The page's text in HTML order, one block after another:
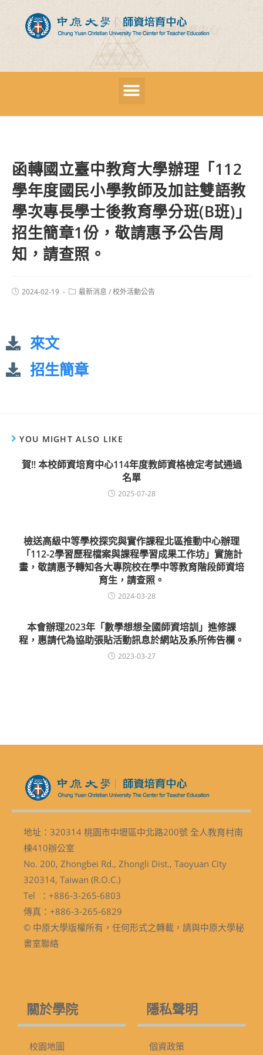
函轉國立臺中教育大學辦理「112
學年度國民小學教師及加註雙語教
學次專長學士後教育學分班(B班)」
招生簡章1份，敬請惠予公告周
知，請查照。
2024-02-19 最新消息 /校外活動公告
來文
招生簡章
YOU MIGHT ALSO LIKE
賀!! 本校師資培育中心114年度教師資格檢定考試通過
名單
2025-07-28
檢送高級中等學校探究與實作課程北區推動中心辦理
「112-2學習歷程檔案與課程學習成果工作坊」實施計
畫，敬請惠予轉知各大專院校在學中等教育階段師資培
育生，請查照。
2024-03-28
本會辦理2023年「數學想想全國師資培訓」進修課
程，惠請代為協助張貼活動訊息於網站及系所佈告欄。
2023-03-27
地址：320314 桃園市中壢區中北路200號 全人教育村南
棟410辦公室
No. 200, Zhongbei Rd., Zhongli Dist., Taoyuan City
320314, Taiwan (R.O.C.)
Tel ：+886-3-265-6803
傳真：+886-3-265-6829
© 中原大學版權所有，任何形式之轉載，請與中原大學秘
書室聯絡
關於學院
校園地圖
隱私聲明
個資政策